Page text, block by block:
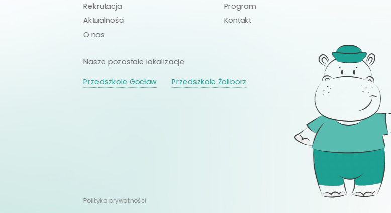
Rekrutacja
Aktualności
O nas
Program
Kontakt
Nasze pozostałe lokalizacje
Przedszkole Gocław
Przedszkole Żoliborz
Polityka prywatności